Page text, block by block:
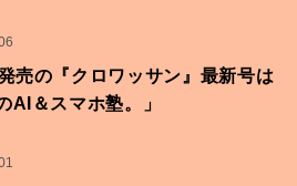
売の『クロワッサン』最新号は
AI＆スマホ塾。」